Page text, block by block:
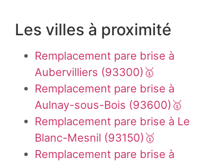
Les villes à proximité
Remplacement pare brise à
Aubervilliers (93300)🥇
Remplacement pare brise à
Aulnay-sous-Bois (93600)🥇
Remplacement pare brise à Le
Blanc-Mesnil (93150)🥇
Remplacement pare brise à